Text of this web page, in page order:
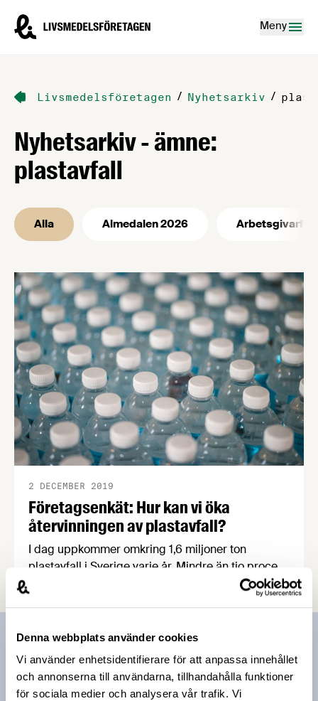
Denna webbplats använder cookies
Vi använder enhetsidentifierare för att anpassa innehållet
och annonserna till användarna, tillhandahålla funktioner
för sociala medier och analysera vår trafik. Vi
Livsmedelsföretagen – till startsidan
Meny
Livsmedelsföretagen / Nyhetsarkiv /
Nyhetsarkiv - ämne:
plastavfall
Alla Almedalen 2026
Företagsenkät: Hur kan vi öka
återvinningen av plastavfall?
2 DECEMBER 2019
I dag uppkommer omkring 1,6 miljoner ton
plastavfall i Sverige varje år. Mindre än tio procent
materialåtervinns. Forskningsinstitutet RISE driver
ett projekt med syftet att öka återvinningen av
från industrin via en enkät som stänger den 20
Prenumerera på vårt nyhetsbrev
Vårt nyhetsbrev kommer ut 3-4 gånger i månaden och
riktar sig till alla med ett intresse för